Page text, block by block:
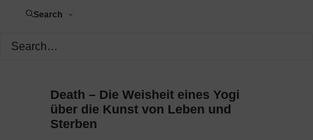
Search
Death – Die Weisheit eines Yogi
über die Kunst von Leben und
Sterben